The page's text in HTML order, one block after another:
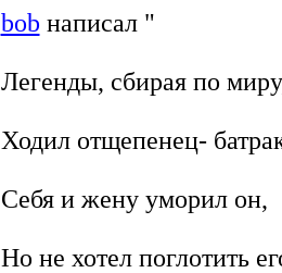
bob написал "
Легенды, сбирая по
Ходил отщепенец-
Себя и жену уморил он,
Но не хотел поглотить